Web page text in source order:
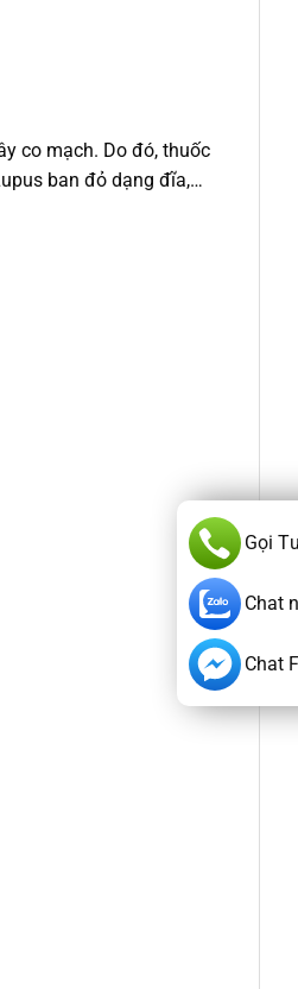
co mạch. Do đó, thuốc
ban đỏ dạng đĩa,…
Gọi
Chat
Chat